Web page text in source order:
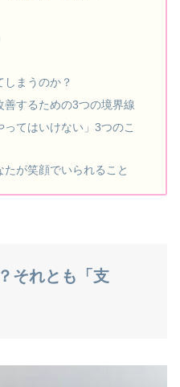
まうのか？
善するための3つの境界線
てはいけない」3つのこ
が笑顔でいられること
それとも「支